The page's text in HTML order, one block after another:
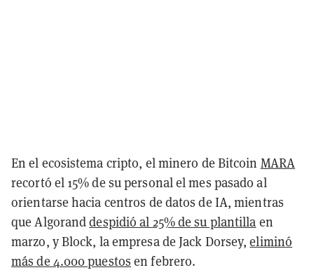
En el ecosistema cripto, el minero de Bitcoin MARA
recortó el 15% de su personal el mes pasado al
orientarse hacia centros de datos de IA, mientras
que Algoranddespidió al 25% de su plantilla en
marzo, y Block, la empresa de Jack Dorsey,eliminó
más de 4.000 puestos en febrero.